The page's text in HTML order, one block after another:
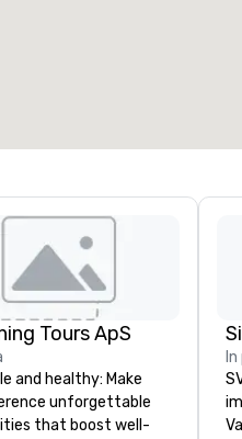
Tours ApS
and healthy: Make
unforgettable
that boost well-